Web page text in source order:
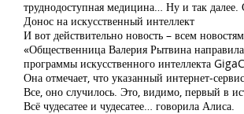
труднодоступная медицина… Ну и так
Донос на искусственный интеллект
И вот действительно новость – всем
«Общественница Валерия Рытвина
программы искусственного интеллекта
Она отмечает, что указанный интернет-
Все, оно случилось. Это, видимо, первый в
Всё чудесатее и чудесатее… говорила Алиса.